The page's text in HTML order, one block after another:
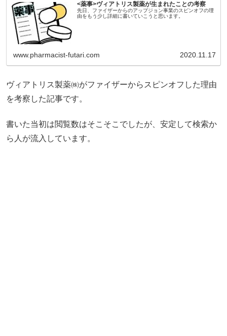
<薬事>ヴィアトリス製薬が生まれたことの考察
先日、ファイザーからのアップジョン事業のスピンオフの理
由をもう少し詳細に書いていこうと思います。
www.pharmacist-futari.com 2020.11.17
ヴィアトリス製薬㈱がファイザーからスピンオフした理由
を考察した記事です。
書いた当初は閲覧数はそこそこでしたが、安定して検索か
ら人が流入しています。